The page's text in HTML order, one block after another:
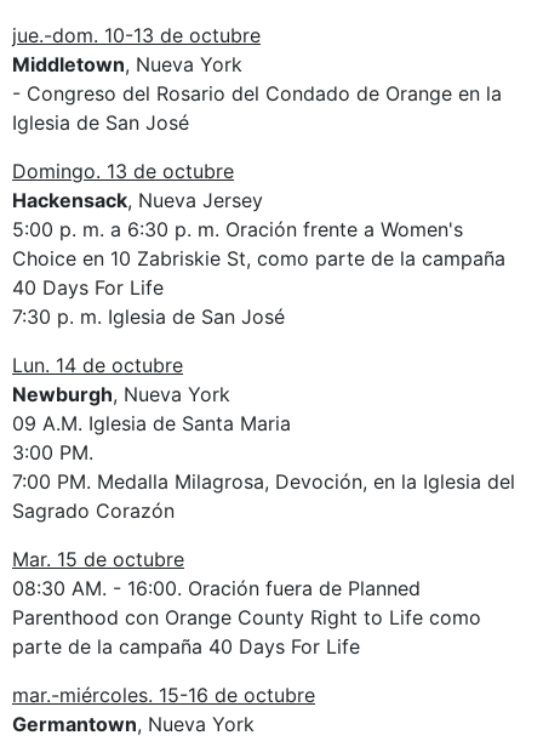
jue.-dom. 10-13 de octubre
Middletown, Nueva York
- Congreso del Rosario del Condado de Orange en la
Iglesia de San José
Domingo. 13 de octubre
Hackensack, Nueva Jersey
5:00 p. m. a 6:30 p. m. Oración frente a Women's
Choice en 10 Zabriskie St, como parte de la campaña
40 Days For Life
7:30 p. m. Iglesia de San José
Lun. 14 de octubre
Newburgh, Nueva York
09 A.M. Iglesia de Santa Maria
3:00 PM.
7:00 PM. Medalla Milagrosa, Devoción, en la Iglesia del
Sagrado Corazón
Mar. 15 de octubre
08:30 AM. - 16:00. Oración fuera de Planned
Parenthood con Orange County Right to Life como
parte de la campaña 40 Days For Life
mar.-miércoles. 15-16 de octubre
Germantown, Nueva York